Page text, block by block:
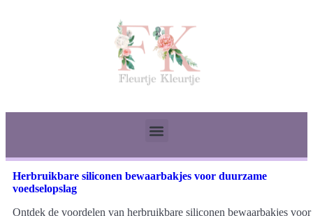
Herbruikbare siliconen bewaarbakjes voor duurzame
voedselopslag
Ontdek de voordelen van herbruikbare siliconen bewaarbakjes voor